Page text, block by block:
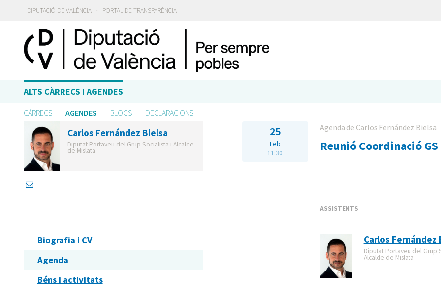
DIPUTACIÓ DE VALÈNCIA · PORTAL DE TRANSPARÈNCIA
ALTS CÀRRECS I AGENDES
CÀRRECS AGENDES BLOGS DECLARACIONS
Carlos Fernández Bielsa
Diputat Portaveu del Grup Socialista i Alcalde
de Mislata
Biografia i CV
Agenda
Béns i activitats
25
Feb
11:30
Agenda de Carlos Fernández Bielsa
Reunió Coordinació GS
ASSISTENTS
Carlos Fernández
Diputat Portaveu del Grup
Alcalde de Mislata